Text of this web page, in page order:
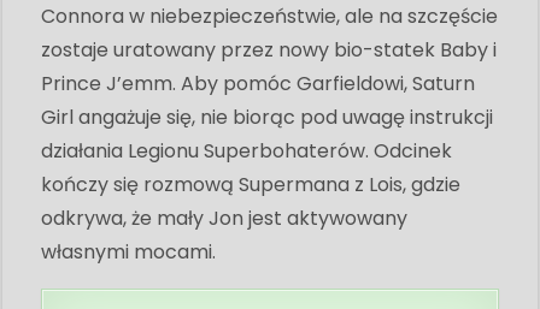
Connora w niebezpieczeństwie, ale na szczęście
zostaje uratowany przez nowy bio-statek Baby i
Prince J’emm. Aby pomóc Garfieldowi, Saturn
Girl angażuje się, nie biorąc pod uwagę instrukcji
działania Legionu Superbohaterów. Odcinek
kończy się rozmową Supermana z Lois, gdzie
odkrywa, że ​​mały Jon jest aktywowany
własnymi mocami.